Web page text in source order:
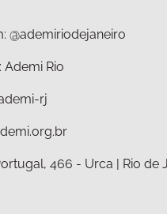
@ademiriodejaneiro
Ademi Rio
rj
466 - Urca | Rio de